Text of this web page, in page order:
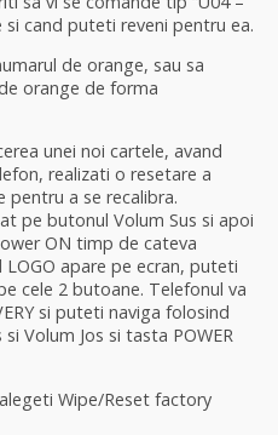
si cand puteti reveni pentru ea.
de orange, sau sa
orange de forma
unei noi cartele, avand
realizati o resetare a
pentru a se recalibra.
pe butonul Volum Sus si apoi
ON timp de cateva
LOGO apare pe ecran, puteti
cele 2 butoane. Telefonul va
si puteti naviga folosind
Volum Jos si tasta POWER
Wipe/Reset factory